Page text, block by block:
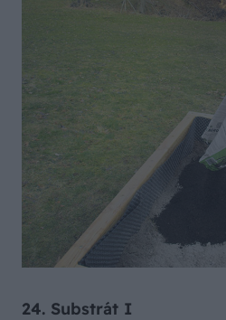
24. Substrát I